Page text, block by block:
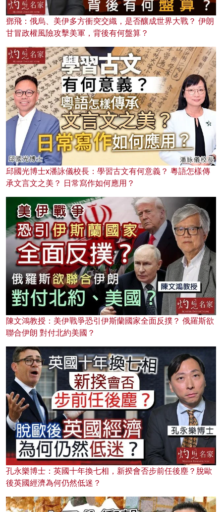
鄧飛：俄烏、美伊多方衝突交織，是否釀成世界大戰？ 伊朗
甘冒政權風險攻擊美軍，背後有何盤算？
邱國光博士x潘詠儀校長：學習古文有何意義？ 粵語怎樣傳
承文言文之美？ 日常寫作如何應用？
陳文鴻教授：美伊戰爭恐引伊斯蘭國家全面反撲？ 俄羅斯欲
聯合伊朗 對付北約美國？
孔永樂博士：英國十年換七相，新揆會否步前任後塵？脫歐
後英國經濟為何仍然低迷？